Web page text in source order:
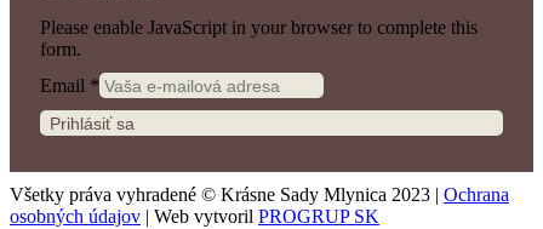
Please enable JavaScript in your browser to complete this
form.
Email *
Prihlásiť sa
Všetky práva vyhradené © Krásne Sady Mlynica 2023 | Ochrana
osobných údajov | Web vytvoril PROGRUP SK